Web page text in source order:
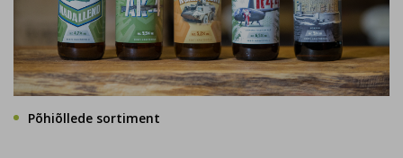
Põhiõllede sortiment